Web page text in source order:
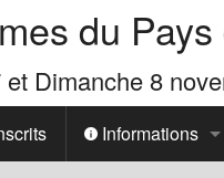
du
Dimanche 8
Informations